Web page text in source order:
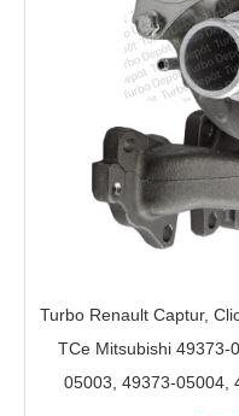
Turbo Renault Captur,
TCe Mitsubishi 49373-
05003, 49373-05004,